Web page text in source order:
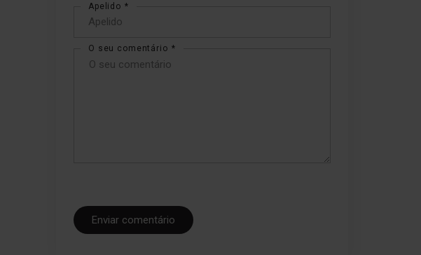
Apelido
O seu comentário
Enviar comentário